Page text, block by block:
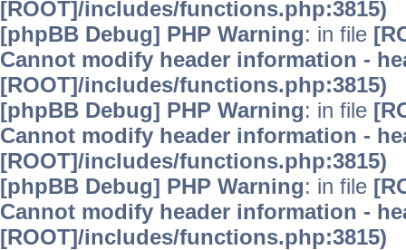
[ROOT]/includes/functions.php:3815)
[phpBB Debug] PHP Warning: in file
Cannot modify header information -
[ROOT]/includes/functions.php:3815)
[phpBB Debug] PHP Warning: in file
Cannot modify header information -
[ROOT]/includes/functions.php:3815)
[phpBB Debug] PHP Warning: in file
Cannot modify header information -
[ROOT]/includes/functions.php:3815)